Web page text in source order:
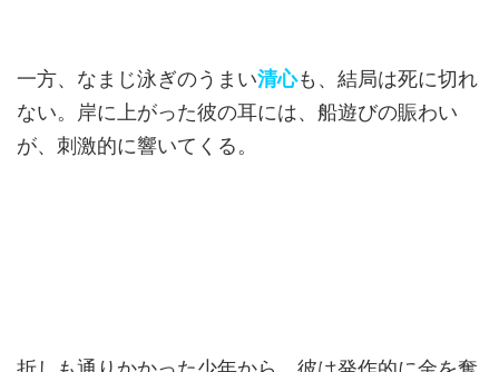
一方、なまじ泳ぎのうまい清心も、結局は死に切れ
ない。岸に上がった彼の耳には、船遊びの賑わい
が、刺激的に響いてくる。